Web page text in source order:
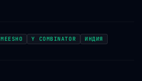
MEESHO Y COMBINATOR ИНДИЯ